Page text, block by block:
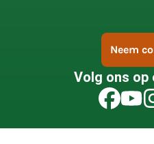
Neem
Volg ons op